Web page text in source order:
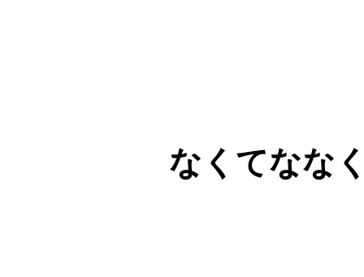
なくてななく